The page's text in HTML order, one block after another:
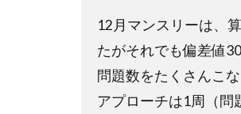
12月マンスリーは、
たがそれでも偏差値30
問題数をたくさんこ
アプローチは1周（問